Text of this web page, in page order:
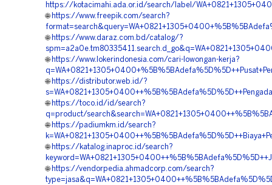
https://kotacimahi.ada.or.id/search/label/
🌐 https://www.freepik.com/search?
🌐 https://www.daraz.com.bd/catalog/?
🌐 https://www.lokerindonesia.com/cari-lowongan-kerja?
🌐 https://distributor.web.id/?
🌐 https://toco.id/id/search?
q=product/
🌐 https://padiumkm.id/search?
🌐 https://katalog.inaproc.id/search?
🌐 https://vendorpedia.ahmadcorp.com/search?